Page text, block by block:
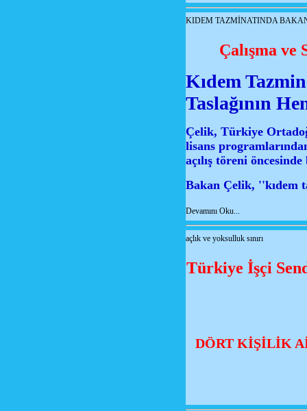
KIDEM TAZMİNATINDA
Çalışma
Kıdem
Taslağının
Çelik, Türkiye
lisans
açılış töreni öncesinde
Bakan Çelik, ''kıdem
Devamını Oku...
açlık ve yoksulluk sınırı
Türkiye İşçi
DÖRT KİŞİLİK